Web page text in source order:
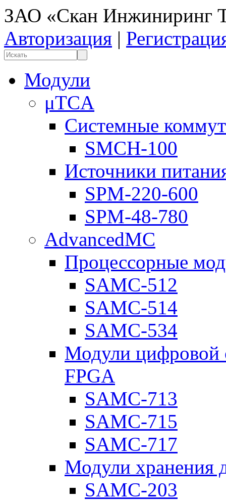
ЗАО «Скан Инжиниринг
Авторизация |
Модули
μTCA
Системные
SMCH-100
Источники
SPM-220-600
SPM-48-780
AdvancedMC
Процессорные
SAMC-512
SAMC-514
SAMC-534
Модули цифровой
FPGA
SAMC-713
SAMC-715
SAMC-717
Модули хранения
SAMC-203